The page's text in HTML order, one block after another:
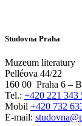
Studovna Praha
Muzeum literatury
Pelléova 44/22
160 00 Praha 6 –
Tel.: +420 221 343
Mobil +420 732
E-mail: